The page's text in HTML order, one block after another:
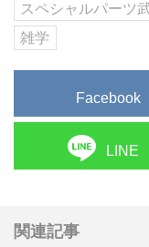
スペシャルパーツ武
雑学
Facebook
LINE
関連記事